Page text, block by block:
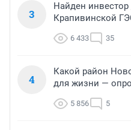
3
Найден
Крапивинской
6 433 35
4
Какой район
для жизни —
5 856 5